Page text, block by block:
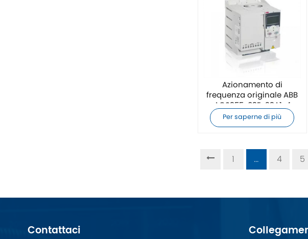
Azionamento di
frequenza originale ABB
ACS355-03E-23A1-4
Per saperne di più
1 ... 4 5
Contattaci